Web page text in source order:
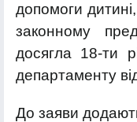
допомоги
законному
досягла 18-ти
департаменту
До заяви